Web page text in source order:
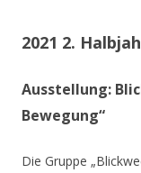
2021 2.
Ausstellung:
Bewegung“
Die Gruppe